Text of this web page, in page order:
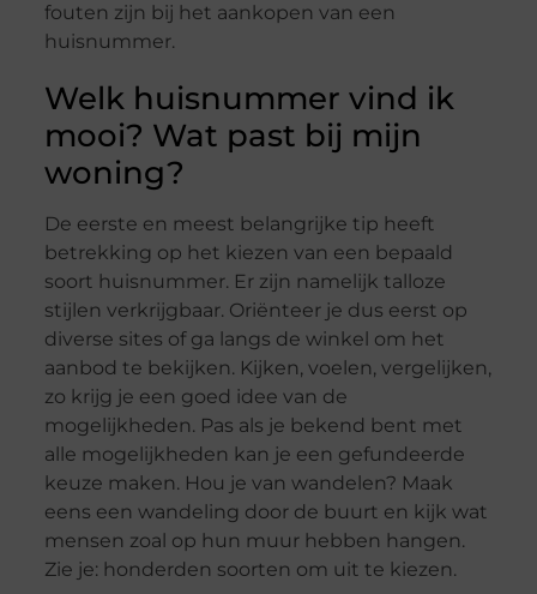
fouten zijn bij het aankopen van een
huisnummer.
Welk huisnummer vind ik
mooi? Wat past bij mijn
woning?
De eerste en meest belangrijke tip heeft
betrekking op het kiezen van een bepaald
soort huisnummer. Er zijn namelijk talloze
stijlen verkrijgbaar. Oriënteer je dus eerst op
diverse sites of ga langs de winkel om het
aanbod te bekijken. Kijken, voelen, vergelijken,
zo krijg je een goed idee van de
mogelijkheden. Pas als je bekend bent met
alle mogelijkheden kan je een gefundeerde
keuze maken. Hou je van wandelen? Maak
eens een wandeling door de buurt en kijk wat
mensen zoal op hun muur hebben hangen.
Zie je: honderden soorten om uit te kiezen.